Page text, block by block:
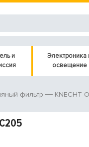
и
Электроника
освещение
фильтр KNECHT